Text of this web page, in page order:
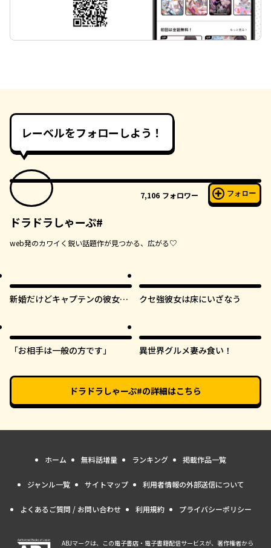
レーベルをフォローしよう！
7,106 フォロワー フォロー
ドラドラしゃーぷ#
web発のカワイく鋭い話題作が見つかる、広がる♡
新婚だけどキャプテンの彼女と
クセ強彼女は床にいざなう
「お相手は一般の方です」 異世界グルメ妻み食い！
ドラドラしゃーぷ#の詳細はこちら
ホーム 無料話増量 ランキング 掲載作品一覧
ジャンル一覧 サイトマップ 利用者情報の外部送信について
よくあるご質問 / お問い合わせ 利用規約 プライバシーポリシー
ABJマークは、この電子書店・電子書籍配信サービスが、著作権者から